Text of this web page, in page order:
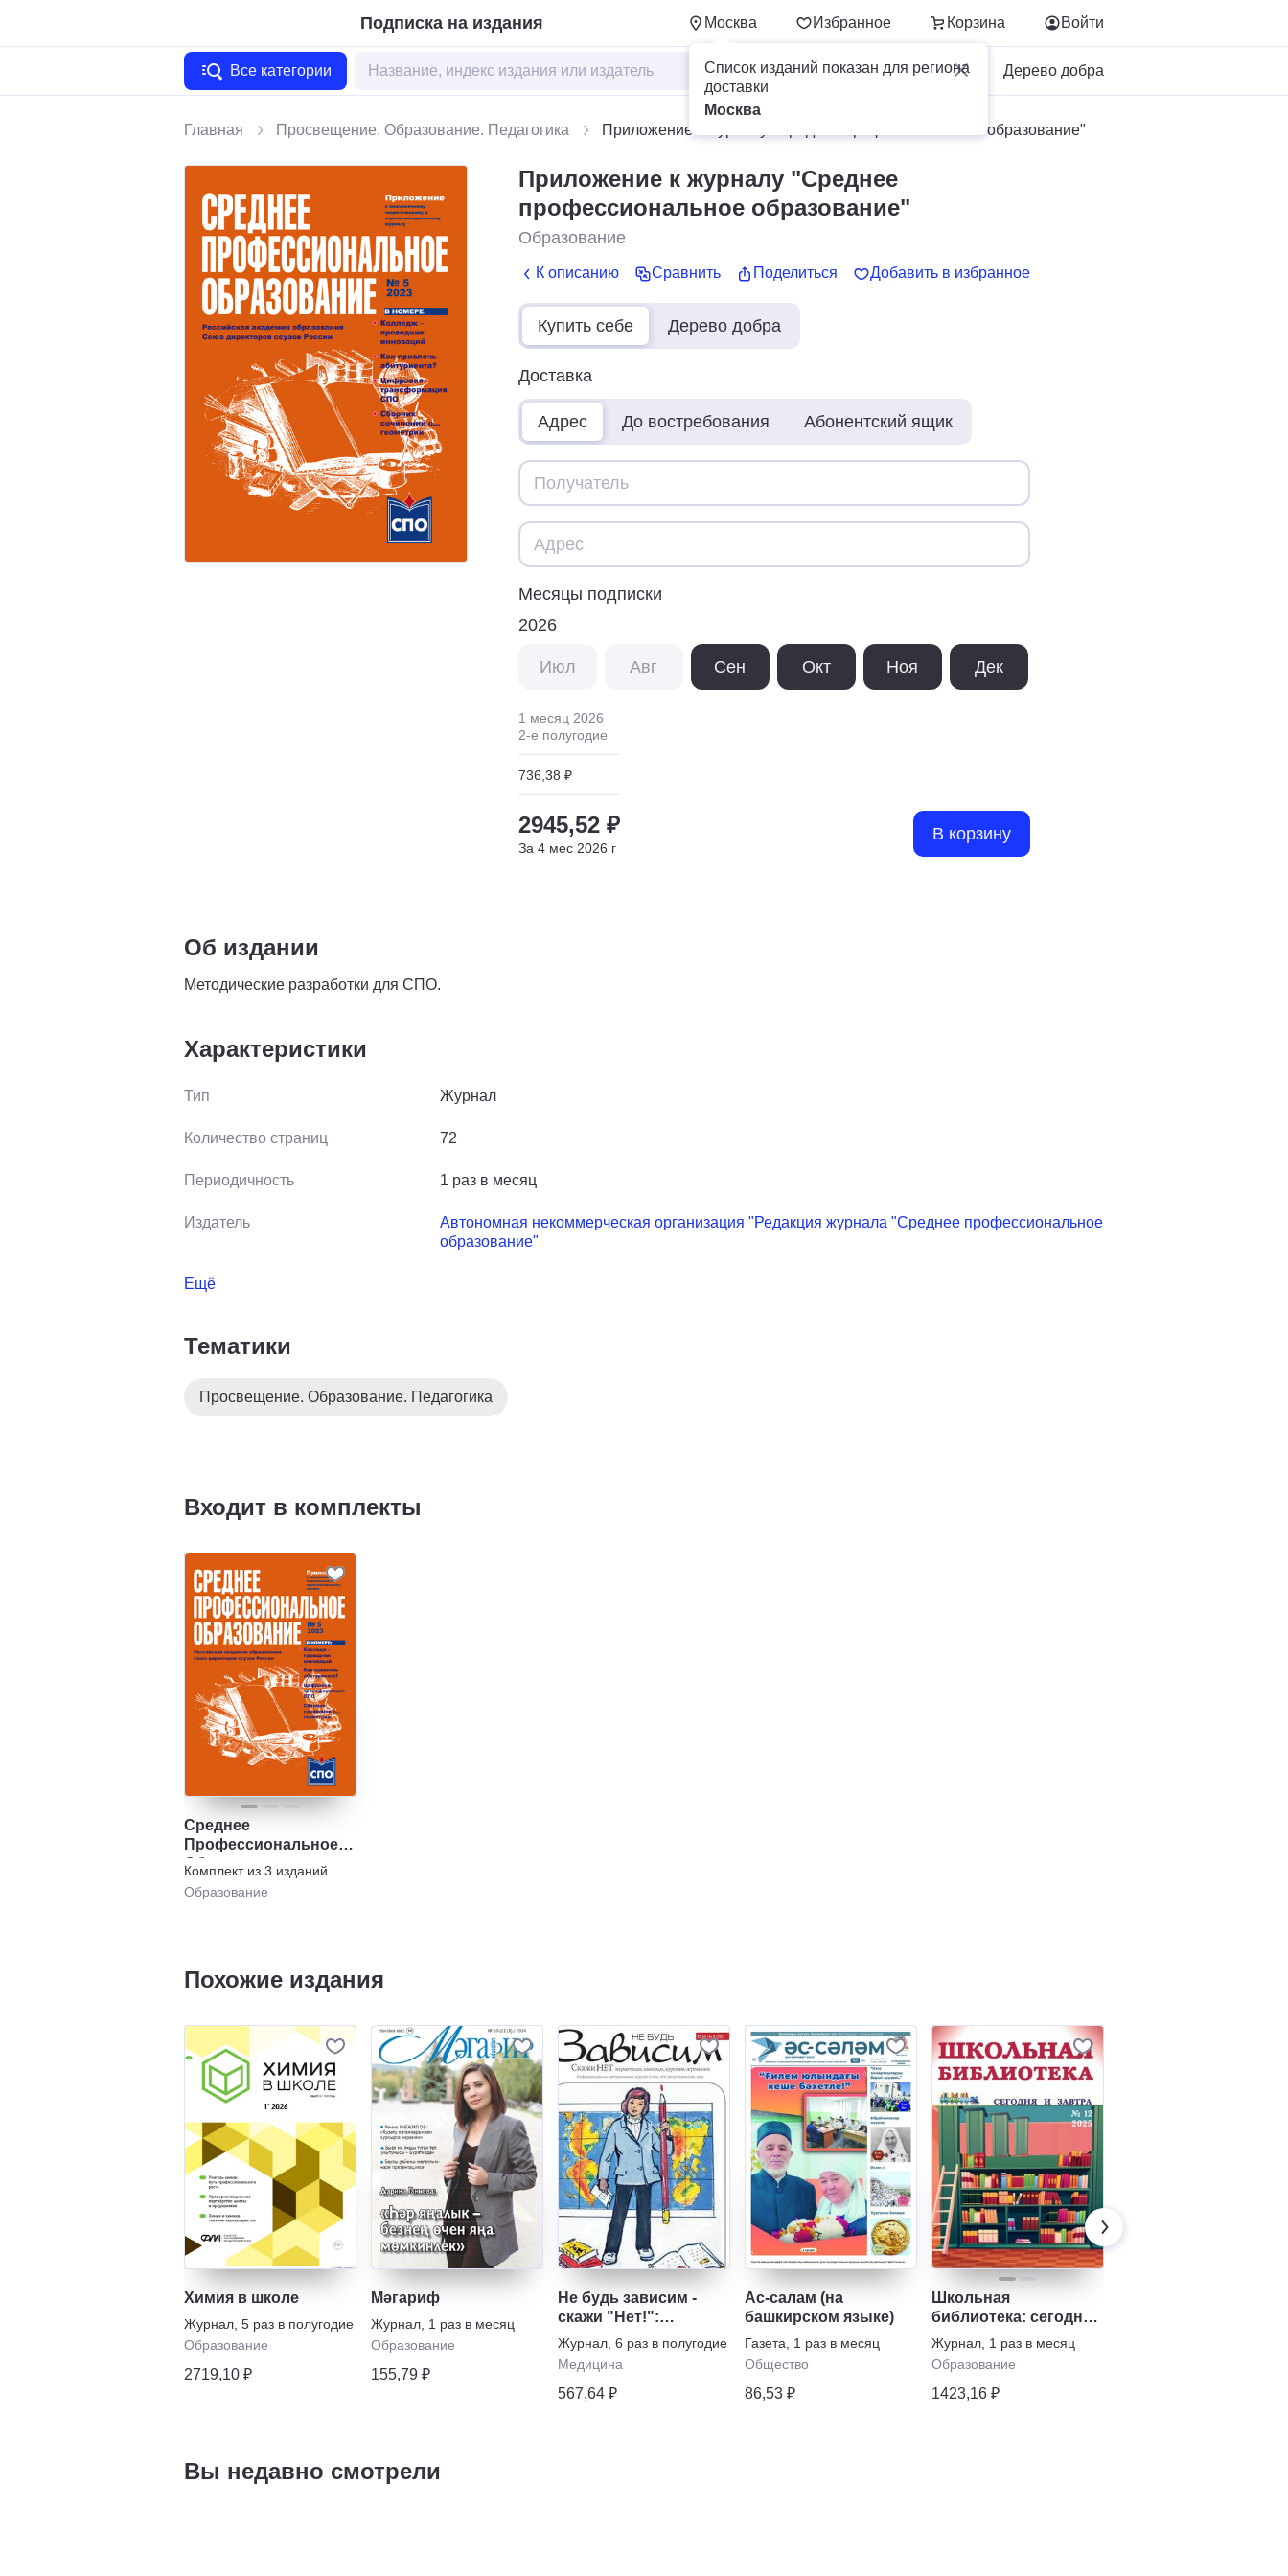
Подписка на издания Москва Избранное Корзина
Список изданий показан для региона
доставки
Москва
Войти
Все категории Для бизнеса Дерево добра
Главная Просвещение. Образование. Педагогика Приложение к журналу "Среднее профессиональное образование"
Приложение к журналу "Среднее
профессиональное образование"
Образование
К описанию Сравнить Поделиться Добавить в избранное
Купить себе Дерево добра
Доставка
Адрес До востребования Абонентский ящик
Месяцы подписки
2026
Июл Авг Сен Окт Ноя Дек
1 месяц 2026
2-е полугодие
736,38 ₽
2945,52 ₽
За 4 мес 2026 г
В корзину
Об издании
Методические разработки для СПО.
Характеристики
Тип Журнал
Количество страниц 72
Периодичность 1 раз в месяц
Издатель
Автономная некоммерческая организация "Редакция журнала "Среднее профессиональное
образование"
Ещё
Тематики
Просвещение. Образование. Педагогика
Входит в комплекты
Среднее
Профессиональное
Образование.
Комплект из 3 изданий
Образование
Похожие издания
Химия в школе
Журнал 5 раз в полугодие
Образование
2719,10 ₽
Мәгариф
Журнал 1 раз в месяц
Образование
155,79 ₽
Не будь зависим -
скажи "Нет!":
наркотикам,
алкоголю, курению,
игромании
Журнал 6 раз в полугодие
Медицина
567,64 ₽
Ас-салам (на
башкирском языке)
Газета
1 раз в месяц
Общество
86,53 ₽
Школьная
библиотека: сегодня
и завтра
Журнал 1 раз в месяц
Образование
1423,16 ₽
Вы недавно смотрели